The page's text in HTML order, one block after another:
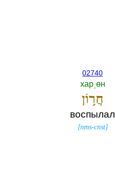
02740
харˌөн
חֲר֥וֹן
воспылал
[nms-cnst]